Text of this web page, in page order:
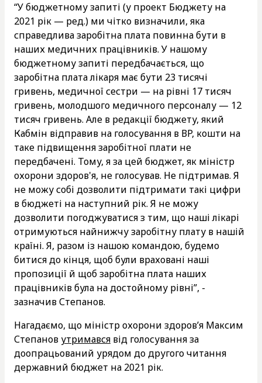
“У бюджетному запиті (у проект Бюджету на
2021 рік — ред.) ми чітко визначили, яка
справедлива заробітна плата повинна бути в
наших медичних працівників. У нашому
бюджетному запиті передбачається, що
заробітна плата лікаря має бути 23 тисячі
гривень, медичної сестри — на рівні 17 тисяч
гривень, молодшого медичного персоналу — 12
тисяч гривень. Але в редакції бюджету, який
Кабмін відправив на голосування в ВР, кошти на
таке підвищення заробітної плати не
передбачені. Тому, я за цей бюджет, як міністр
охорони здоров'я, не голосував. Не підтримав. Я
не можу собі дозволити підтримати такі цифри
в бюджеті на наступний рік. Я не можу
дозволити погоджуватися з тим, що наші лікарі
отримуються найнижчу заробітну плату в нашій
країні. Я, разом із нашою командою, будемо
битися до кінця, щоб були враховані наші
пропозиції й щоб заробітна плата наших
працівників була на достойному рівні”, -
зазначив Степанов.
Нагадаємо, що міністр охорони здоров’я Максим
Степанов утримався від голосування за
доопрацьований урядом до другого читання
державний бюджет на 2021 рік.